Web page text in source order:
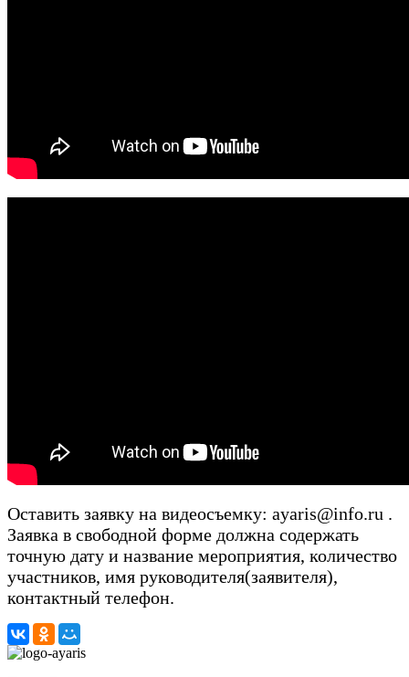
Оставить заявку на видеосъемку: ayaris@info.ru .
Заявка в свободной форме должна содержать
точную дату и название мероприятия, количество
участников, имя руководителя(заявителя),
контактный телефон.